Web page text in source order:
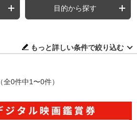
目的から探す
もっと詳しい条件で絞り込む
（全0件中1〜0件）